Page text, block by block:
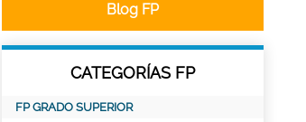
Blog FP
CATEGORÍAS FP
FP GRADO SUPERIOR